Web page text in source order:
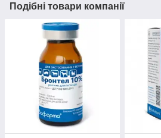
Подібні товари компанії